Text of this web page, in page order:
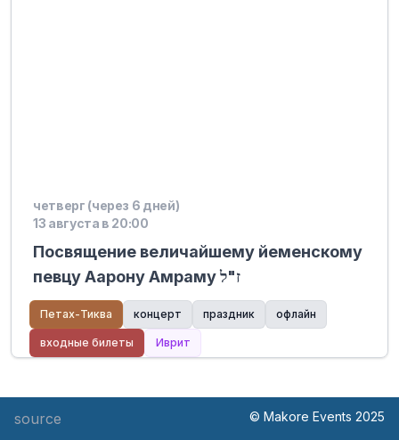
четверг (через 6 дней)
13 августа в 20:00
Посвящение величайшему йеменскому
певцу Аарону Амраму ז"ל
Петах-Тиква концерт праздник офлайн
входные билеты Иврит
source © Makore Events 2025